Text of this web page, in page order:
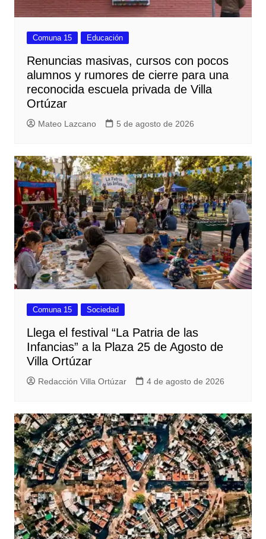
Comuna 15 Educación
Renuncias masivas, cursos con pocos
alumnos y rumores de cierre para una
reconocida escuela privada de Villa
Ortúzar
Mateo Lazcano 5 de agosto de 2026
Comuna 15 Sociedad
Llega el festival “La Patria de las
Infancias” a la Plaza 25 de Agosto de
Villa Ortúzar
Redacción Villa Ortúzar 4 de agosto de 2026